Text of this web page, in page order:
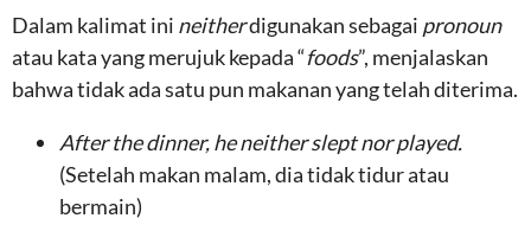
Dalam kalimat ini neitherdigunakan sebagai pronoun
atau kata yang merujuk kepada “foods”, menjalaskan
bahwa tidak ada satu pun makanan yang telah diterima.
After the dinner, he neither slept nor played.
(Setelah makan malam, dia tidak tidur atau
bermain)